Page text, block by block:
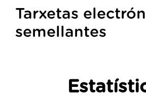
Tarxetas
semellantes